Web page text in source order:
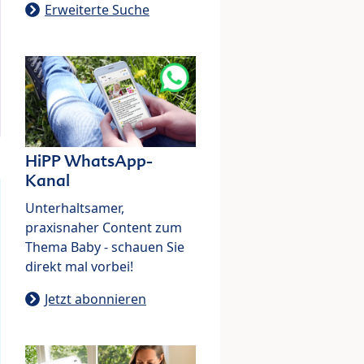
Erweiterte Suche
HiPP WhatsApp-
Kanal
Unterhaltsamer,
praxisnaher Content zum
Thema Baby - schauen Sie
direkt mal vorbei!
Jetzt abonnieren